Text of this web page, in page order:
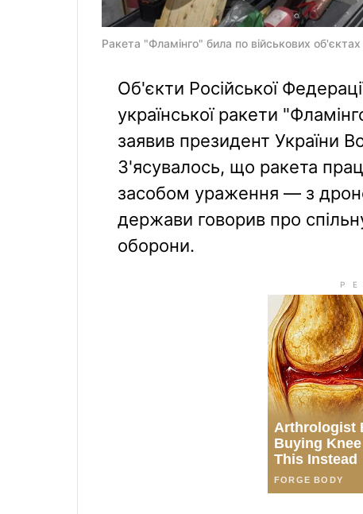
Ракета "Фламінго" била по військових
Об'єкти Російської
української ракети
заявив президент України
З'ясувалось, що ракета
засобом ураження — з
держави говорив про
оборони.